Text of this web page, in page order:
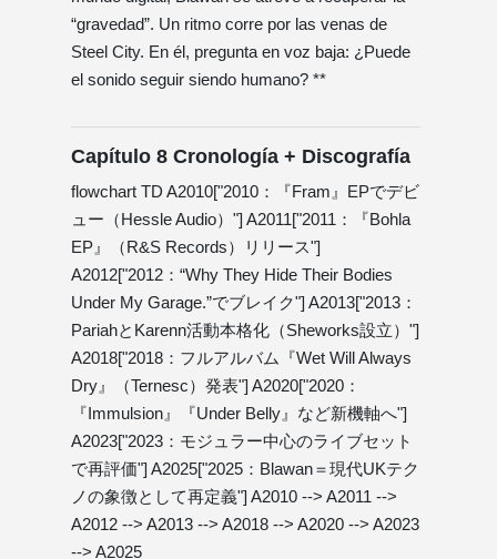
“gravedad”. Un ritmo corre por las venas de
Steel City. En él, pregunta en voz baja: ¿Puede
el sonido seguir siendo humano? **
Capítulo 8 Cronología + Discografía
flowchart TD A2010["2010：『Fram』EPでデビ
ュー（Hessle Audio）"] A2011["2011：『Bohla
EP』（R&S Records）リリース"]
A2012["2012：“Why They Hide Their Bodies
Under My Garage.”でブレイク"] A2013["2013：
PariahとKarenn活動本格化（Sheworks設立）"]
A2018["2018：フルアルバム『Wet Will Always
Dry』（Ternesc）発表"] A2020["2020：
『Immulsion』『Under Belly』など新機軸へ"]
A2023["2023：モジュラー中心のライブセット
で再評価"] A2025["2025：Blawan＝現代UKテク
ノの象徴として再定義"] A2010 --> A2011 -->
A2012 --> A2013 --> A2018 --> A2020 --> A2023
--> A2025